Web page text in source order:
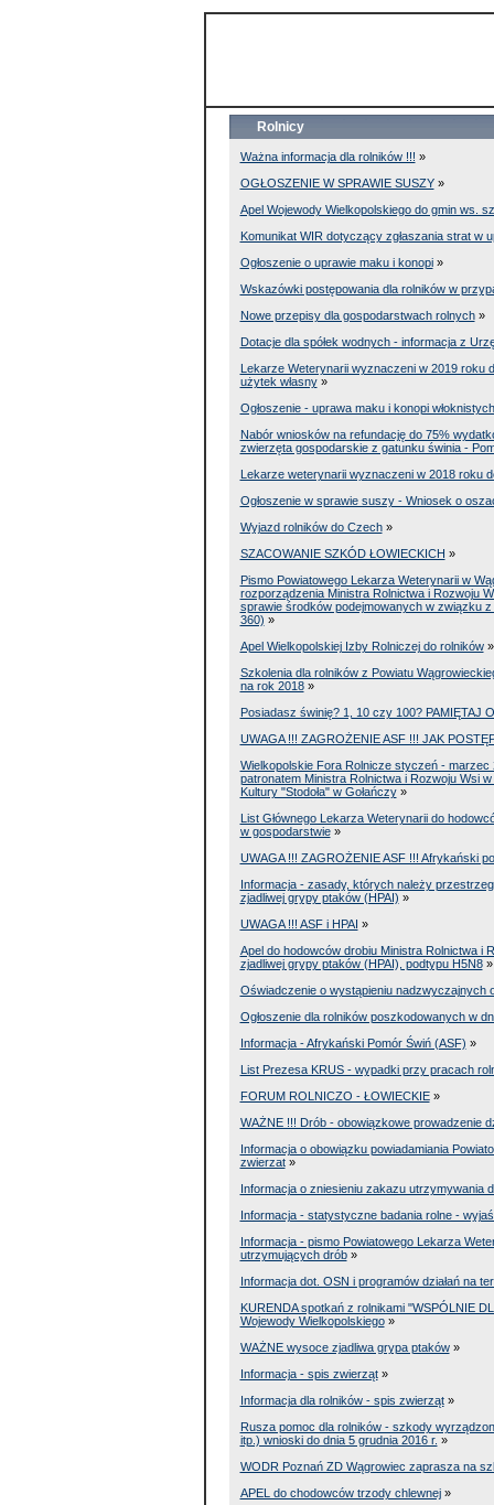
Rolnicy
Ważna informacja dla rolników !!! »
OGŁOSZENIE W SPRAWIE SUSZY»
Apel Wojewody Wielkopolskiego do gmin ws.
Komunikat WIR dotyczący zgłaszania strat w
Ogłoszenie o uprawie maku i konopi»
Wskazówki postępowania dla rolników w
Nowe przepisy dla gospodarstwach rolnych»
Dotacje dla spółek wodnych - informacja z
Lekarze Weterynarii wyznaczeni w 2019 roku
użytek własny»
Ogłoszenie - uprawa maku i konopi włoknistych
Nabór wniosków na refundację do 75%
zwierzęta gospodarskie z gatunku świnia -
Lekarze weterynarii wyznaczeni w 2018 roku
Ogłoszenie w sprawie suszy - Wniosek o
Wyjazd rolników do Czech»
SZACOWANIE SZKÓD ŁOWIECKICH »
Pismo Powiatowego Lekarza Weterynarii w
rozporządzenia Ministra Rolnictwa i Rozwoju
sprawie środków podejmowanych w związku
360) »
Apel Wielkopolskiej Izby Rolniczej do rolników»
Szkolenia dla rolników z Powiatu
na rok 2018»
Posiadasz świnię? 1, 10 czy 100? PAMIĘTAJ
UWAGA !!! ZAGROŻENIE ASF !!! JAK
Wielkopolskie Fora Rolnicze styczeń -
patronatem Ministra Rolnictwa i Rozwoju Wsi
Kultury "Stodoła" w Gołańczy»
List Głównego Lekarza Weterynarii do
w gospodarstwie»
UWAGA !!! ZAGROŻENIE ASF !!! Afrykański
Informacja - zasady, których należy
zjadliwej grypy ptaków (HPAI) »
UWAGA !!! ASF i HPAI »
Apel do hodowców drobiu Ministra Rolnictwa i
zjadliwej grypy ptaków (HPAI), podtypu H5N8»
Oświadczenie o wystąpieniu nadzwyczajnych
Ogłoszenie dla rolników poszkodowanych w
Informacja - Afrykański Pomór Świń (ASF) »
List Prezesa KRUS - wypadki przy pracach
FORUM ROLNICZO - ŁOWIECKIE»
WAŻNE !!! Drób - obowiązkowe prowadzenie
Informacja o obowiązku powiadamiania
zwierzat»
Informacja o zniesieniu zakazu utrzymywania
Informacja - statystyczne badania rolne -
Informacja - pismo Powiatowego Lekarza
utrzymujących drób»
Informacja dot. OSN i programów działań na
KURENDA spotkań z rolnikami "WSPÓLNIE
Wojewody Wielkopolskiego»
WAŻNE wysoce zjadliwa grypa ptaków»
Informacja - spis zwierząt»
Informacja dla rolników - spis zwierząt»
Rusza pomoc dla rolników - szkody
itp.) wnioski do dnia 5 grudnia 2016 r. »
WODR Poznań ZD Wągrowiec zaprasza na
APEL do chodowców trzody chlewnej»